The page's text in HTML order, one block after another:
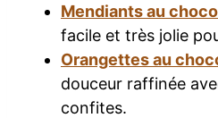
Mendiants au
facile et très jolie
Orangettes au
douceur raffinée
confites.